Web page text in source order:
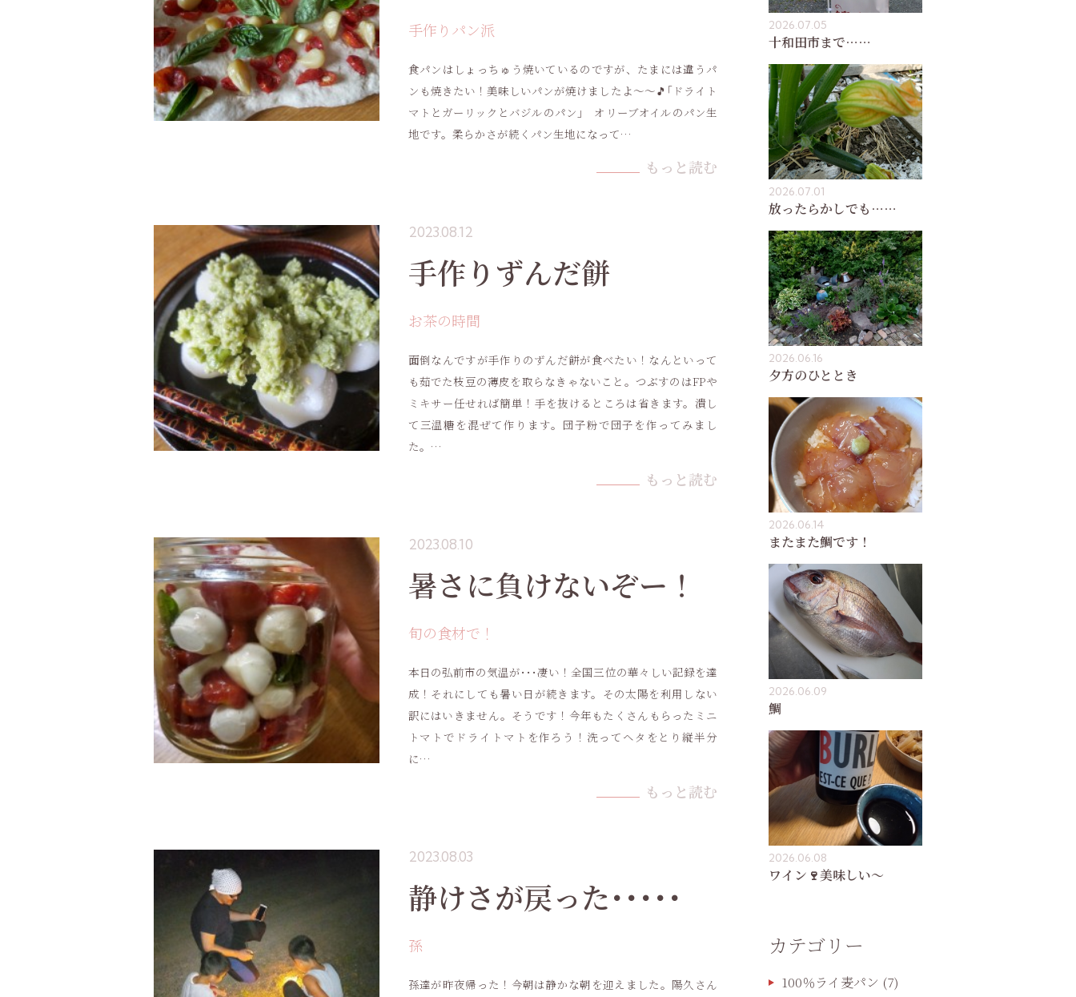
手作りパン派
食パンはしょっちゅう焼いているのですが、たまには違うパ
ンも焼きたい！美味しいパンが焼けましたよ～～🎵｢ドライト
マトとガーリックとバジルのパン｣ オリーブオイルのパン生
地です。柔らかさが続くパン生地になって…
もっと読む
2023.08.12
手作りずんだ餅
お茶の時間
面倒なんですが手作りのずんだ餅が食べたい！なんといって
も茹でた枝豆の薄皮を取らなきゃないこと。つぶすのはFPや
ミキサー任せれば簡単！手を抜けるところは省きます。潰し
て三温糖を混ぜて作ります。団子粉で団子を作ってみまし
た。…
もっと読む
2023.08.10
暑さに負けないぞー！
旬の食材で！
本日の弘前市の気温が･･･凄い！全国三位の華々しい記録を達
成！それにしても暑い日が続きます。その太陽を利用しない
訳にはいきません。そうです！今年もたくさんもらったミニ
トマトでドライトマトを作ろう！洗ってヘタをとり縦半分
に…
もっと読む
2023.08.03
静けさが戻った･････
孫
孫達が昨夜帰った！今朝は静かな朝を迎えました。陽久さん
2026.07.05
十和田市まで……
2026.07.01
放ったらかしでも……
2026.06.16
夕方のひととき
2026.06.14
またまた鯛です！
2026.06.09
鯛
2026.06.08
ワイン🍷美味しい〜
カテゴリー
100％ライ麦パン (7)